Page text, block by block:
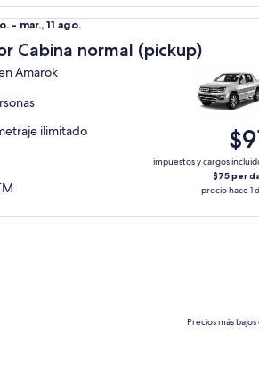
- mar., 11 ago.
Cabina normal (pickup)
Amarok
ilimitado
impuestos y cargos
$75 per
precio hace 1
normal (pickup) Volkswagen
Precios más